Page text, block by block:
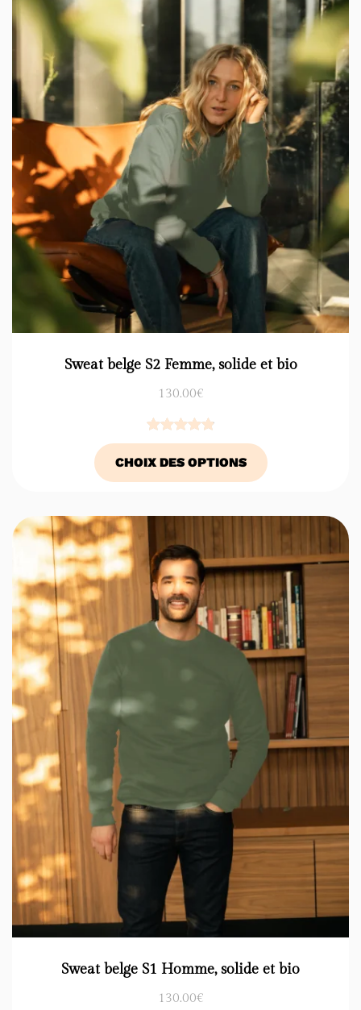
Sweat belge S2 Femme, solide et bio
130.00€
Noté4.92
sur 5
basé sur
12
client
CHOIX DES OPTIONS
Sweat belge S1 Homme, solide et bio
130.00€